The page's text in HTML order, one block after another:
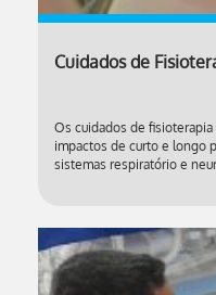
Cuidados de
Os cuidados de
impactos de curto e longo
sistemas respiratório e